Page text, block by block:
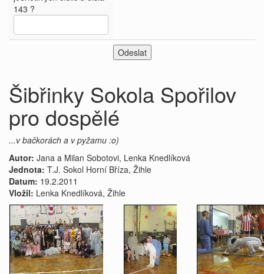
143 ?
Šibřinky Sokola Spořilov
pro dospělé
...v bačkorách a v pyžamu :o)
Autor: Jana a Milan Sobotovi, Lenka Knedlíková
Jednota: T.J. Sokol Horní Bříza, Žihle
Datum: 19.2.2011
Vložil: Lenka Knedlíková, Žihle